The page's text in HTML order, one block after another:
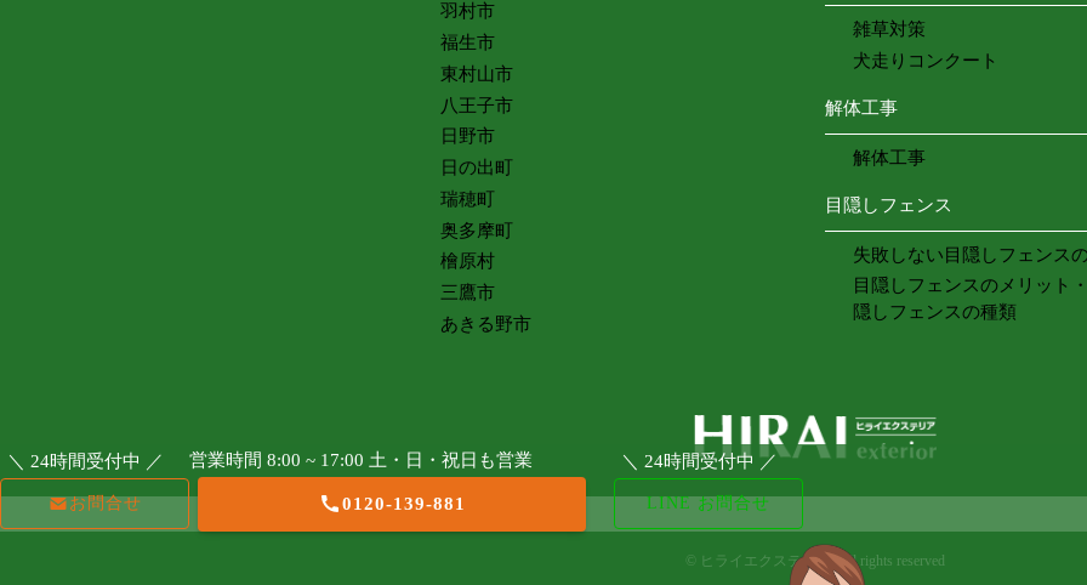
羽村市
福生市
東村山市
八王子市
日野市
日の出町
瑞穂町
奥多摩町
檜原村
三鷹市
あきる野市
雑草対策
犬走りコンクート
解体工事
解体工事
目隠しフェンス
失敗しない目隠しフェンス
目隠しフェンスのメリット
隠しフェンスの種類
＼ 24時間受付中 ／
お問合せ
営業時間 8:00 ~ 17:00 土・日・祝日も営業
0120-139-881
＼ 24時間受付中 ／
LINE お問合せ
© ヒライエクステリア. All rights reserved